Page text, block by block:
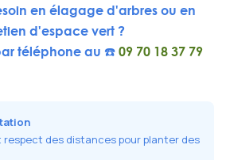
en élagage d'arbres ou en
d'espace vert ?
téléphone au ☎️09 70 18 37 79
respect des distances pour planter des